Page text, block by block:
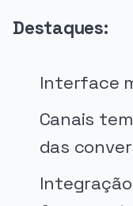
Destaques:
Interface
Canais
das